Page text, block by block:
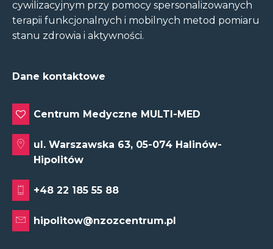
cywilizacyjnym przy pomocy spersonalizowanych
terapii funkcjonalnych i mobilnych metod pomiaru
stanu zdrowia i aktywności.
Dane kontaktowe
Centrum Medyczne MULTI-MED
ul. Warszawska 63, 05-074 Halinów-
Hipolitów
+48 22 185 55 88
hipolitow@nzozcentrum.pl